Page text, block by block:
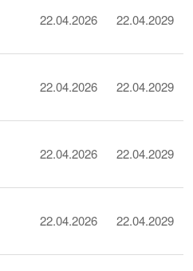
22.04.2026 22.04.2029
22.04.2026 22.04.2029
22.04.2026 22.04.2029
22.04.2026 22.04.2029